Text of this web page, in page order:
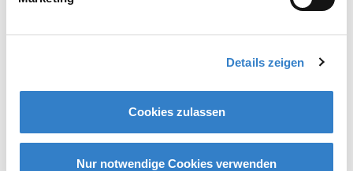
Details zeigen
Cookies zulassen
Nur notwendige Cookies verwenden
3. Schwind- und spannungsarme
Zementestriche zur Aufnahme von
Bodenbelägen, Beschichtungen usw.